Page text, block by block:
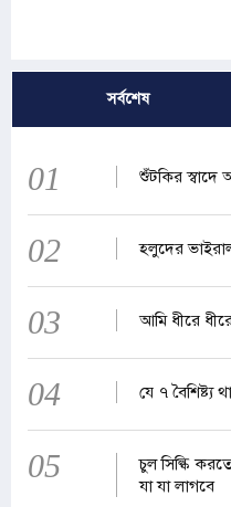
সর্বশেষ
01 শুঁটকির স্বাদে
02 হলুদের
03 আমি ধীরে
04 যে ৭ বৈশিষ্ট্য
05
চুল সিল্কি
যা যা লাগবে